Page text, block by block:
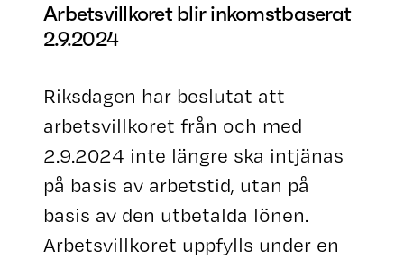
Arbetsvillkoret blir inkomstbaserat
2.9.2024
Riksdagen har beslutat att
arbetsvillkoret från och med
2.9.2024 inte längre ska intjänas
på basis av arbetstid, utan på
basis av den utbetalda lönen.
Arbetsvillkoret uppfylls under en